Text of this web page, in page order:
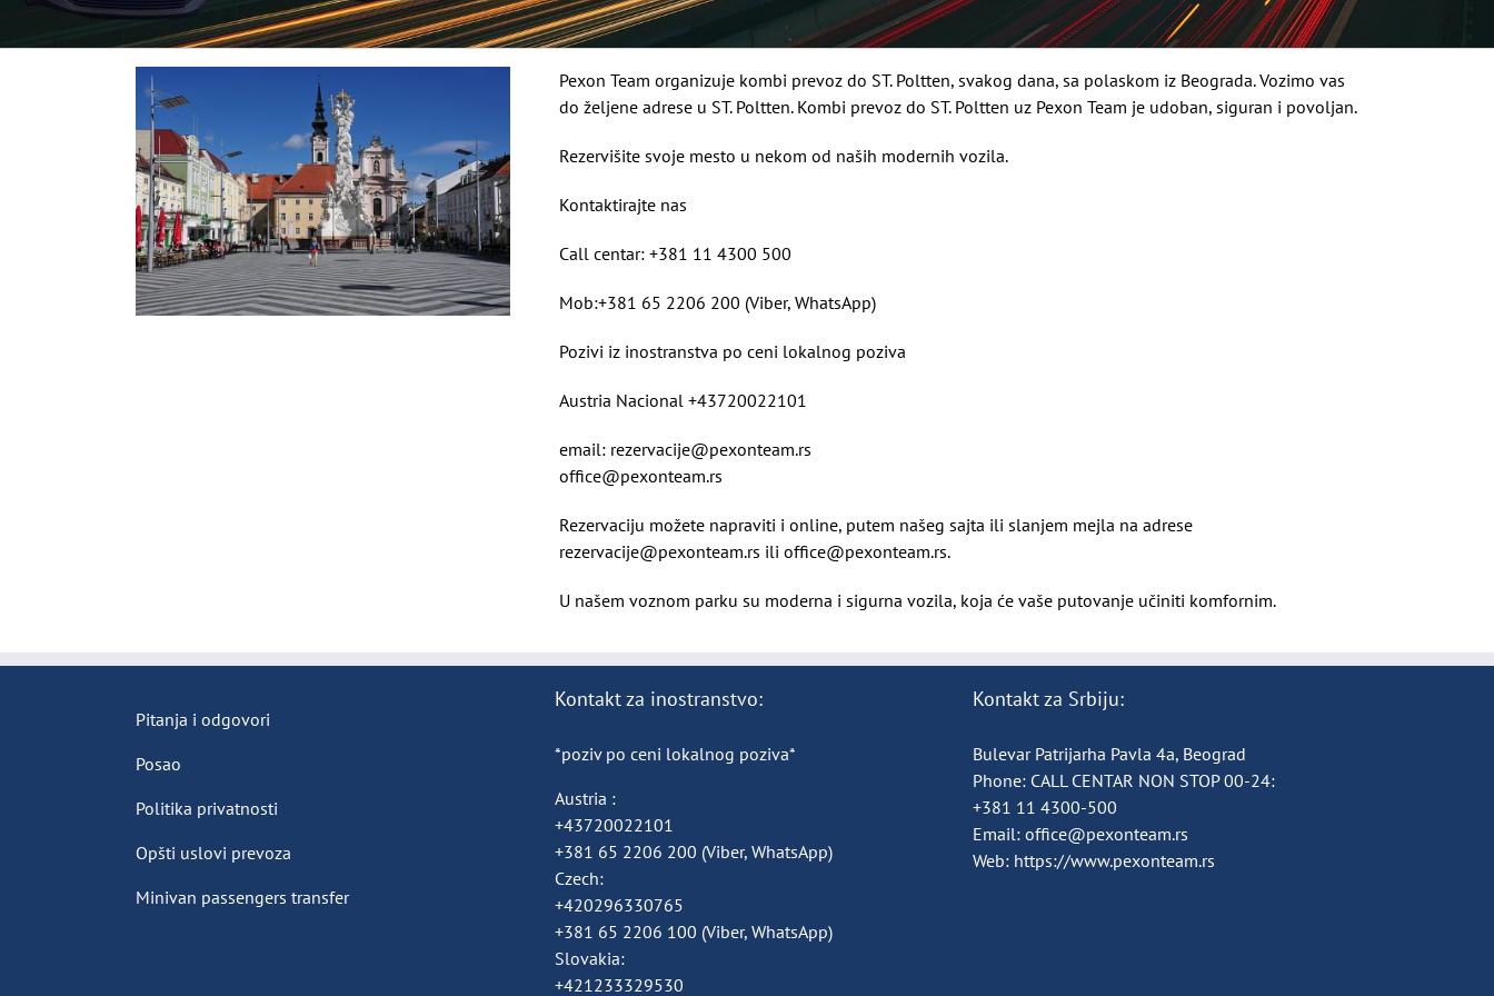
Pexon Team organizuje kombi prevoz do ST. Poltten, svakog dana, sa polaskom iz Beograda. Vozimo vas
do željene adrese u ST. Poltten. Kombi prevoz do ST. Poltten uz Pexon Team je udoban, siguran i povoljan.
Rezervišite svoje mesto u nekom od naših modernih vozila.
Kontaktirajte nas
Call centar: +381 11 4300 500
Mob:+381 65 2206 200 (Viber, WhatsApp)
Pozivi iz inostranstva po ceni lokalnog poziva
Austria Nacional +43720022101
email: rezervacije@pexonteam.rs
office@pexonteam.rs
Rezervaciju možete napraviti i online, putem našeg sajta ili slanjem mejla na adrese
rezervacije@pexonteam.rs ili office@pexonteam.rs.
U našem voznom parku su moderna i sigurna vozila, koja će vaše putovanje učiniti komfornim.
Pitanja i odgovori
Posao
Politika privatnosti
Opšti uslovi prevoza
Minivan passengers transfer
Kontakt za inostranstvo:
*poziv po ceni lokalnog poziva*
Austria :
+43720022101
+381 65 2206 200 (Viber, WhatsApp)
Czech:
+420296330765
+381 65 2206 100 (Viber, WhatsApp)
Slovakia:
+421233329530
Kontakt za Srbiju:
Bulevar Patrijarha Pavla 4a, Beograd
Phone: CALL CENTAR NON STOP 00-24:
+381 11 4300-500
Email:office@pexonteam.rs
Web: https://www.pexonteam.rs